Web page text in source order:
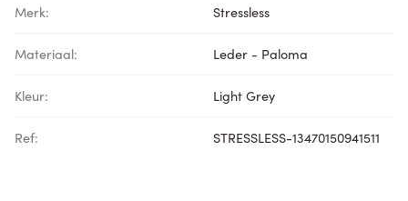
Merk: Stressless
Materiaal: Leder - Paloma
Kleur: Light Grey
Ref: STRESSLESS-13470150941511